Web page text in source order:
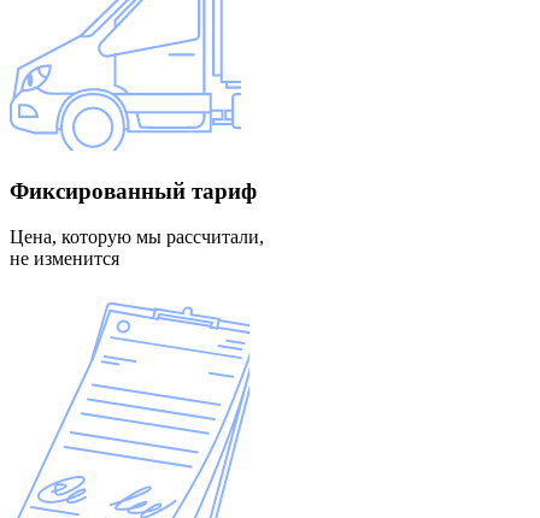
Фиксированный тариф
Цена, которую мы рассчитали,
не изменится